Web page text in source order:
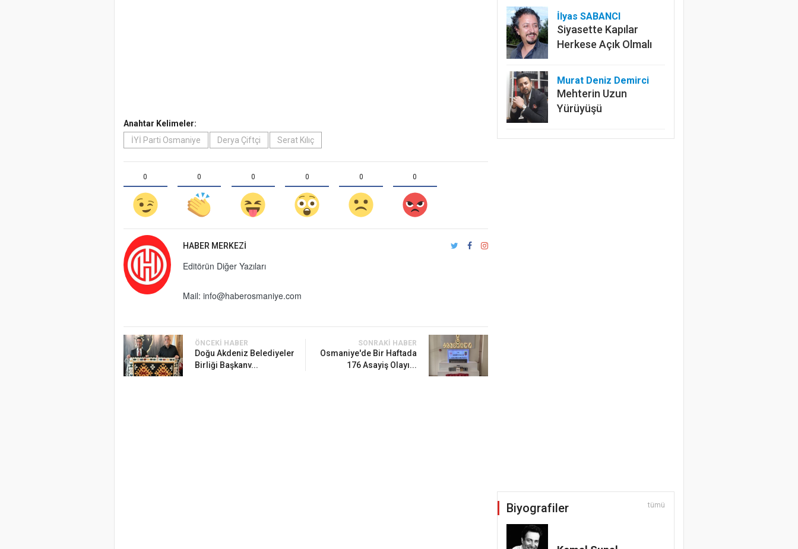
Anahtar Kelimeler:
İYİ Parti Osmaniye
Derya Çiftçi Serat Kılıç
0 0 0 0 0 0
HABER MERKEZI
Editörün Diğer Yazıları
Mail: info@haberosmaniye.com
ÖNCEKI HABER
Doğu Akdeniz Belediyeler
Birliği Başkanv...
SONRAKI HABER
Osmaniye'de Bir Haftada
176 Asayiş Olayı...
İlyas SABANCI
Siyasette Kapılar
Herkese Açık Olmalı
Murat Deniz Demirci
Mehterin Uzun
Yürüyüşü
Biyografiler tümü